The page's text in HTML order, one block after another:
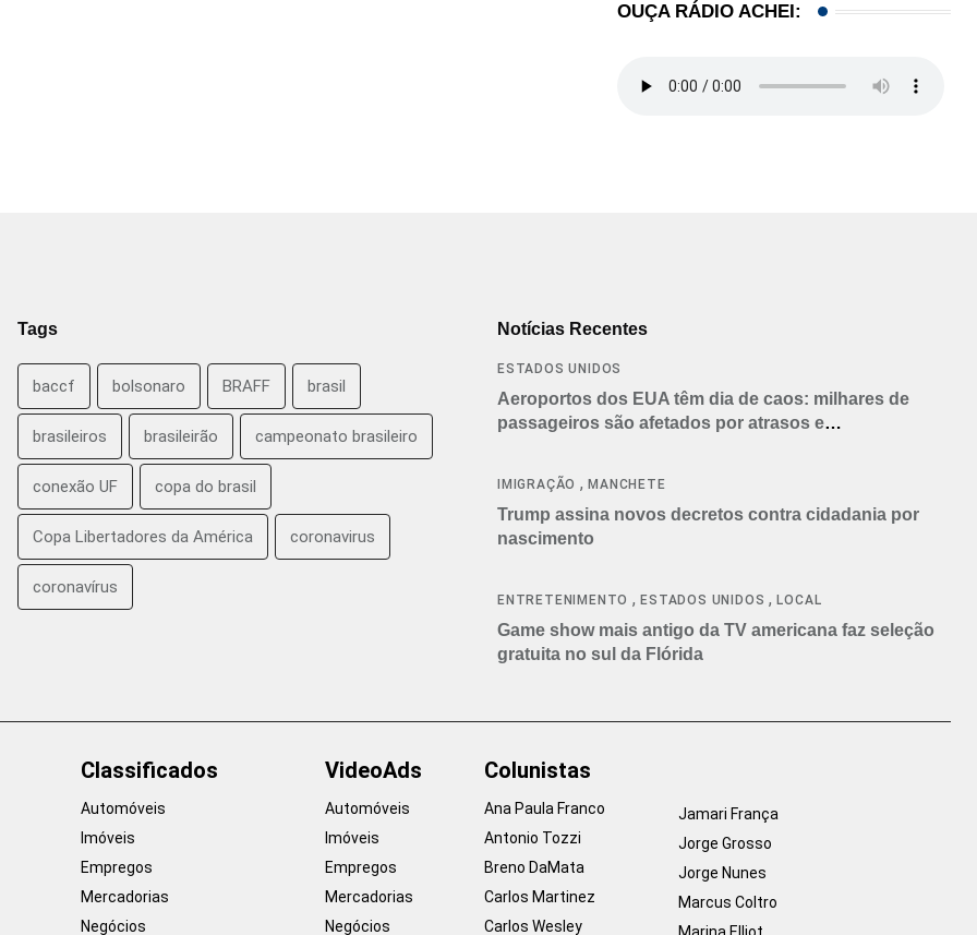
OUÇA RÁDIO ACHEI:
Tags
baccf bolsonaro BRAFF brasil
brasileiros brasileirão campeonato brasileiro
conexão UF copa do brasil
Copa Libertadores da América coronavirus
coronavírus
Notícias Recentes
ESTADOS UNIDOS
Aeroportos dos EUA têm dia de caos: milhares de
passageiros são afetados por atrasos e
IMIGRAÇÃO ,MANCHETE
Trump assina novos decretos contra cidadania por
nascimento
ENTRETENIMENTO ,ESTADOS UNIDOS ,LOCAL
Game show mais antigo da TV americana faz seleção
gratuita no sul da Flórida
Classificados
Automóveis
Imóveis
Empregos
Mercadorias
Negócios
VideoAds
Automóveis
Imóveis
Empregos
Mercadorias
Negócios
Colunistas
Ana Paula Franco
Antonio Tozzi
Breno DaMata
Carlos Martinez
Carlos Wesley
Jamari França
Jorge Grosso
Jorge Nunes
Marcus Coltro